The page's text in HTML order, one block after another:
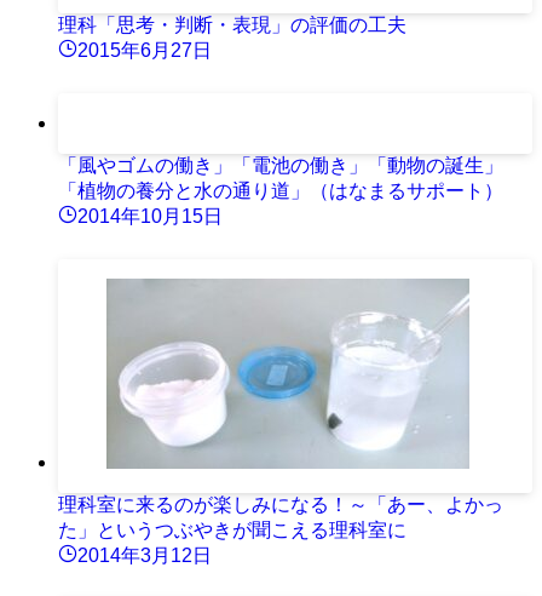
理科「思考・判断・表現」の評価の工夫
2015年6月27日
「風やゴムの働き」「電池の働き」「動物の誕生」
「植物の養分と水の通り道」（はなまるサポート）
2014年10月15日
理科室に来るのが楽しみになる！～「あー、よかっ
た」というつぶやきが聞こえる理科室に
2014年3月12日